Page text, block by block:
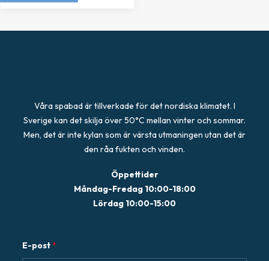
Våra spabad är tillverkade för det nordiska klimatet. I
Sverige kan det skilja över 50°C mellan vinter och sommar.
Men, det är inte kylan som är värsta utmaningen utan det är
den råa fukten och vinden.
Öppettider
Måndag-Fredag 10:00-18:00
Lördag 10:00-15:00
E-post*